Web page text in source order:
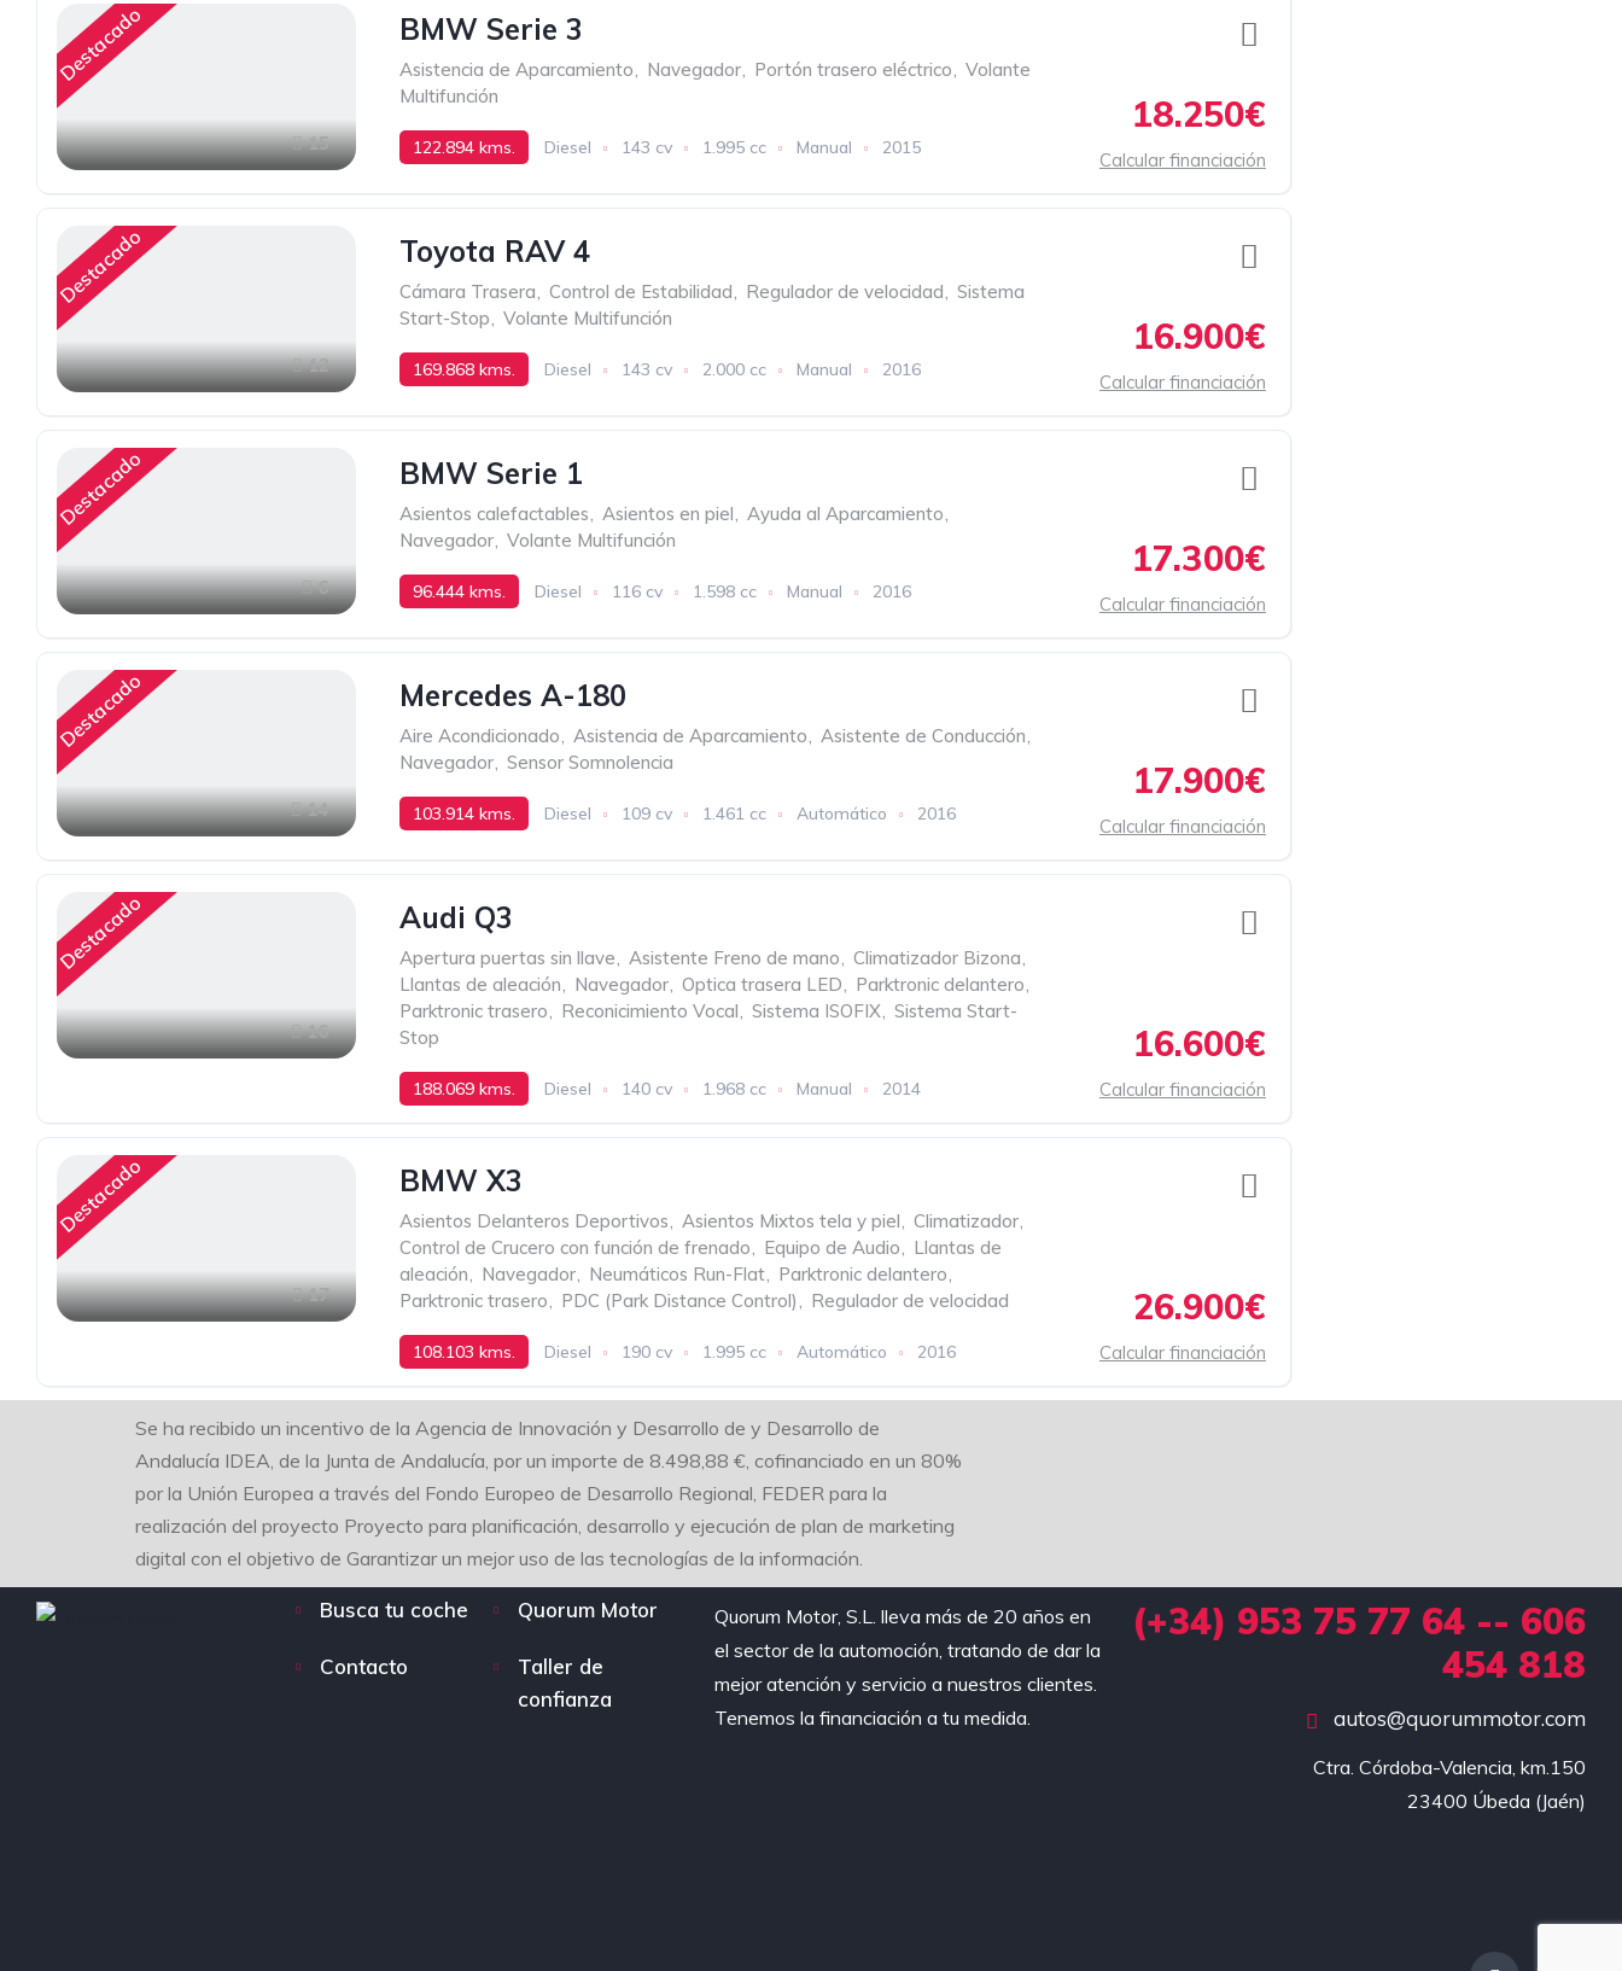
Destacado
15
BMW Serie 3
Asistencia de Aparcamiento, Navegador, Portón trasero eléctrico, Volante
Multifunción
122.894 kms. Diesel 143 cv 1.995 cc Manual 2015
18.250€
Calcular financiación
Destacado
12
Toyota RAV 4
Cámara Trasera, Control de Estabilidad, Regulador de velocidad, Sistema
Start-Stop, Volante Multifunción
169.868 kms. Diesel 143 cv 2.000 cc Manual 2016
16.900€
Calcular financiación
Destacado
6
BMW Serie 1
Asientos calefactables, Asientos en piel, Ayuda al Aparcamiento,
Navegador, Volante Multifunción
96.444 kms. Diesel 116 cv 1.598 cc Manual 2016
17.300€
Calcular financiación
Destacado
14
Mercedes A-180
Aire Acondicionado, Asistencia de Aparcamiento, Asistente de Conducción,
Navegador, Sensor Somnolencia
103.914 kms. Diesel 109 cv 1.461 cc Automático 2016
17.900€
Calcular financiación
Destacado
16
Audi Q3
Apertura puertas sin llave, Asistente Freno de mano, Climatizador Bizona,
Llantas de aleación, Navegador, Optica trasera LED, Parktronic delantero,
Parktronic trasero, Reconicimiento Vocal, Sistema ISOFIX, Sistema Start-
Stop
188.069 kms. Diesel 140 cv 1.968 cc Manual 2014
16.600€
Calcular financiación
Destacado
17
BMW X3
Asientos Delanteros Deportivos, Asientos Mixtos tela y piel, Climatizador,
Control de Crucero con función de frenado, Equipo de Audio, Llantas de
aleación, Navegador, Neumáticos Run-Flat, Parktronic delantero,
Parktronic trasero, PDC (Park Distance Control), Regulador de velocidad
108.103 kms. Diesel 190 cv 1.995 cc Automático 2016
26.900€
Calcular financiación
Se ha recibido un incentivo de la Agencia de Innovación y Desarrollo de y Desarrollo de
Andalucía IDEA, de la Junta de Andalucía, por un importe de 8.498,88 €, cofinanciado en un 80%
por la Unión Europea a través del Fondo Europeo de Desarrollo Regional, FEDER para la
realización del proyecto Proyecto para planificación, desarrollo y ejecución de plan de marketing
digital con el objetivo de Garantizar un mejor uso de las tecnologías de la información.
Busca tu coche Quorum Motor
Contacto
Taller de
confianza
Quorum Motor, S.L. lleva más de 20 años en
el sector de la automoción, tratando de dar la
mejor atención y servicio a nuestros clientes.
Tenemos la financiación a tu medida.
(+34) 953 75 77 64 -- 606
454 818
autos@quorummotor.com
Ctra. Córdoba-Valencia, km.150
23400 Úbeda (Jaén)